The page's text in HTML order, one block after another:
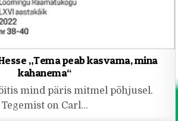
„Tema peab kasvama, mina
kahanema“
mind päris mitmel põhjusel.
Tegemist on Carl…